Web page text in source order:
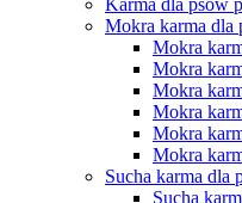
Mokra karma dla
Mokra
Mokra
Mokra
Mokra
Mokra
Mokra
Sucha karma dla
Sucha